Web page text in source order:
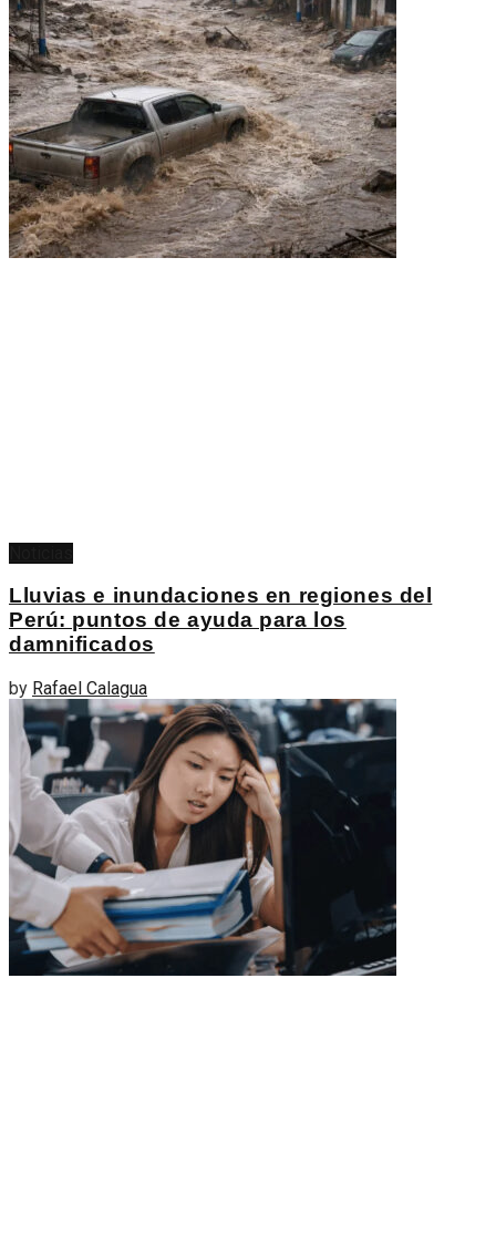
Lluvias e inundaciones en regiones del
Perú: puntos de ayuda para los
damnificados
by Rafael Calagua